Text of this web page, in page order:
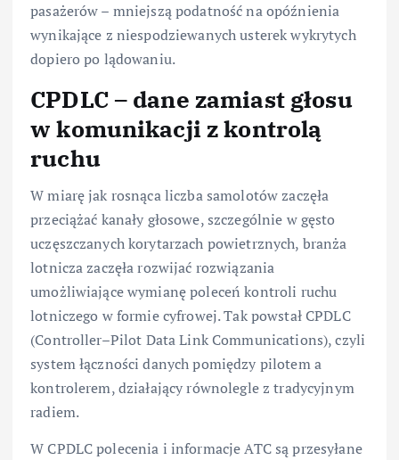
pasażerów – mniejszą podatność na opóźnienia
wynikające z niespodziewanych usterek wykrytych
dopiero po lądowaniu.
CPDLC – dane zamiast głosu
w komunikacji z kontrolą
ruchu
W miarę jak rosnąca liczba samolotów zaczęła
przeciążać kanały głosowe, szczególnie w gęsto
uczęszczanych korytarzach powietrznych, branża
lotnicza zaczęła rozwijać rozwiązania
umożliwiające wymianę poleceń kontroli ruchu
lotniczego w formie cyfrowej. Tak powstał CPDLC
(Controller–Pilot Data Link Communications), czyli
system łączności danych pomiędzy pilotem a
kontrolerem, działający równolegle z tradycyjnym
radiem.
W CPDLC polecenia i informacje ATC są przesyłane